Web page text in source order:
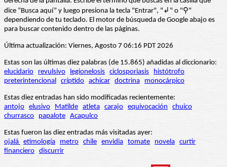
dice “Busca aquí” y luego presiona la tecla "Entrar", "↲" o "⚲"
dependiendo de tu teclado. El motor de búsqueda de Google abajo es
para buscar contenido dentro de las páginas.
Última actualización: Viernes, Agosto 7 06:16 PDT 2026
Estas son las últimas diez palabras (de 15.865) añadidas al diccionario:
elucidario
revulsivo legionelosis ciclosporiasis
histótrofo
preterintencional
críptido achicar doctrina monocárpico
Estas diez entradas han sido modificadas recientemente:
antojo elusivo Matilde atleta carajo equivocación
chuico
churrasco
papalote Acapulco
Estas fueron las diez entradas más visitadas ayer:
ojalá etimología metro chile envidia tomate novela curtir
financiero discurrir